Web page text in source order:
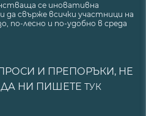
се иновативна
свърже всички участници на
по-лесно и по-удобно в среда
И ПРЕПОРЪКИ, НЕ
НИ ПИШЕТЕ ТУК